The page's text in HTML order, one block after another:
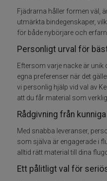
Flash och Fiber
Flugkrok
Gäddflugfiske
Hackel nackar
Fjädrarna håller formen väl,
utmärkta bindegenskaper,
för både nybörjare och
Personligt urval för
Eftersom varje nacke är
egna preferenser när det
vi personlig hjälp vid val av
att du får material som
Rådgivning från
Med snabba leveranser,
som själva är engagerade i
alltid rätt material till dina
Ett pålitligt val för